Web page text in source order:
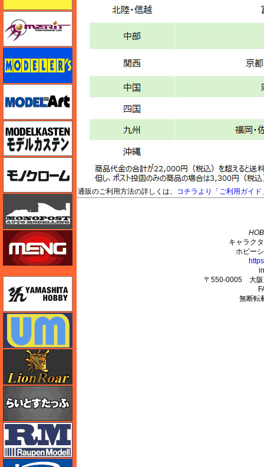
通販のご利用方法の詳しくは、 コチラより「ご利用ガイド
メリットインターナショナル
モノクローム
モノポスト
M's PLUS
キャラク
ホビー
〒550-0005 大阪
無断転